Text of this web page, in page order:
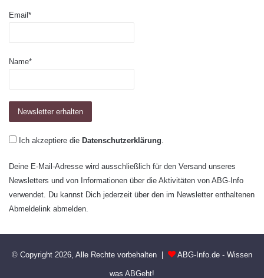
Email*
Name*
Ich akzeptiere die Datenschutzerklärung.
Deine E-Mail-Adresse wird ausschließlich für den Versand unseres
Newsletters und von Informationen über die Aktivitäten von ABG-Info
verwendet. Du kannst Dich jederzeit über den im Newsletter enthaltenen
Abmeldelink abmelden.
© Copyright 2026, Alle Rechte vorbehalten | ABG-Info.de - Wissen
was ABGeht!